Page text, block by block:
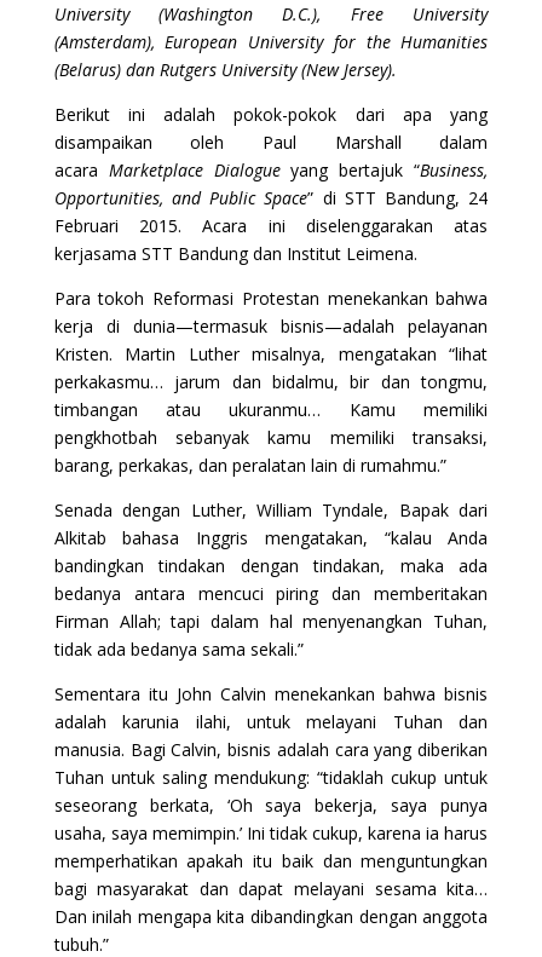
University (Washington D.C.), Free University
(Amsterdam), European University for the Humanities
(Belarus) dan Rutgers University (New Jersey).
Berikut ini adalah pokok-pokok dari apa yang
disampaikan oleh Paul Marshall dalam
acara Marketplace Dialogueyang bertajuk “Business,
Opportunities, and Public Space” di STT Bandung, 24
Februari 2015. Acara ini diselenggarakan atas
kerjasama STT Bandung dan Institut Leimena.
Para tokoh Reformasi Protestan menekankan bahwa
kerja di dunia—termasuk bisnis—adalah pelayanan
Kristen. Martin Luther misalnya, mengatakan “lihat
perkakasmu… jarum dan bidalmu, bir dan tongmu,
timbangan atau ukuranmu… Kamu memiliki
pengkhotbah sebanyak kamu memiliki transaksi,
barang, perkakas, dan peralatan lain di rumahmu.”
Senada dengan Luther, William Tyndale, Bapak dari
Alkitab bahasa Inggris mengatakan, “kalau Anda
bandingkan tindakan dengan tindakan, maka ada
bedanya antara mencuci piring dan memberitakan
Firman Allah; tapi dalam hal menyenangkan Tuhan,
tidak ada bedanya sama sekali.”
Sementara itu John Calvin menekankan bahwa bisnis
adalah karunia ilahi, untuk melayani Tuhan dan
manusia. Bagi Calvin, bisnis adalah cara yang diberikan
Tuhan untuk saling mendukung: “tidaklah cukup untuk
seseorang berkata, ‘Oh saya bekerja, saya punya
usaha, saya memimpin.’ Ini tidak cukup, karena ia harus
memperhatikan apakah itu baik dan menguntungkan
bagi masyarakat dan dapat melayani sesama kita…
Dan inilah mengapa kita dibandingkan dengan anggota
tubuh.”